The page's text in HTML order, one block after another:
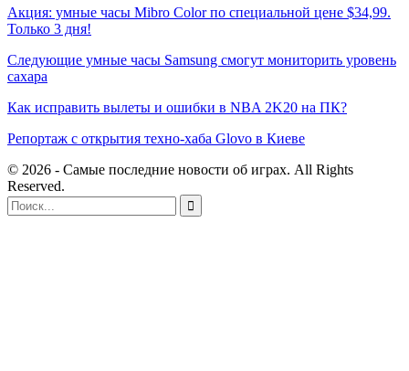
Акция: умные часы Mibro Color по специальной цене $34,99.
Только 3 дня!
Следующие умные часы Samsung смогут мониторить уровень
сахара
Как исправить вылеты и ошибки в NBA 2K20 на ПК?
Репортаж с открытия техно-хаба Glovo в Киеве
© 2026 - Самые последние новости об играх. All Rights
Reserved.